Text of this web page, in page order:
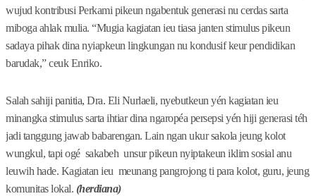
wujud kontribusi Perkami pikeun ngabentuk generasi nu cerdas sarta
miboga ahlak mulia. “Mugia kagiatan ieu tiasa janten stimulus pikeun
sadaya pihak dina nyiapkeun lingkungan nu kondusif keur pendidikan
barudak,” ceuk Enriko.
Salah sahiji panitia, Dra. Eli Nurlaeli, nyebutkeun yén kagiatan ieu
minangka stimulus sarta ihtiar dina ngaropéa persepsi yén hiji generasi téh
jadi tanggung jawab babarengan. Lain ngan ukur sakola jeung kolot
wungkul, tapi ogé sakabeh unsur pikeun nyiptakeun iklim sosial anu
leuwih hade. Kagiatan ieu meunang pangrojong ti para kolot, guru, jeung
komunitas lokal. (herdiana)